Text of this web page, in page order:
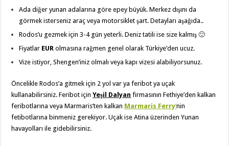
Ada diğer yunan adalarına göre epey büyük. Merkez dışını da
görmek isterseniz araç veya motorsiklet şart. Detayları aşağıda..
Rodos’u gezmek için 3-4 gün yeterli. Deniz tatili ise size kalmış 🙂
Fiyatlar EUR olmasına rağmen genel olarak Türkiye’den ucuz.
Vize istiyor, Shengen’iniz olmalı veya kapı vizesi alabiliyorsunuz.
Öncelikle Rodos’a gitmek için 2 yol var ya feribot ya uçak
kullanabilirsiniz. Feribot içinYeşil Dalyan firmasının Fethiye’den kalkan
feribotlarına veya Marmaris’ten kalkan Marmaris Ferry‘nin
fetibotlarına binmeniz gerekiyor. Uçak ise Atina üzerinden Yunan
havayolları ile gidebilirsiniz.